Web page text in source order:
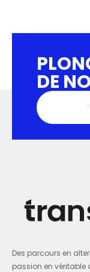
DE
Des parcours en
passion en véritable